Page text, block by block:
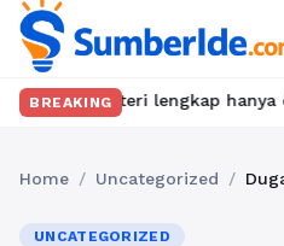
BREAKING
lengkap hanya di
Home / Uncategorized /
UNCATEGORIZED